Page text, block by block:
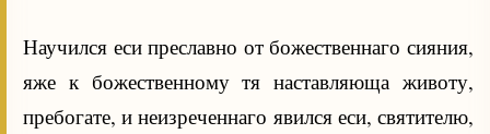
Научился еси преславно от божественнаго сияния,
яже к божественному тя наставляюща животу,
пребогате, и неизреченнаго явился еси, святителю,